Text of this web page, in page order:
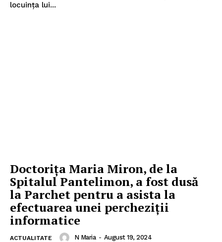
locuinţa lui...
Doctoriţa Maria Miron, de la
Spitalul Pantelimon, a fost dusă
la Parchet pentru a asista la
efectuarea unei percheziţii
informatice
ACTUALITATE N Maria - August 19, 2024